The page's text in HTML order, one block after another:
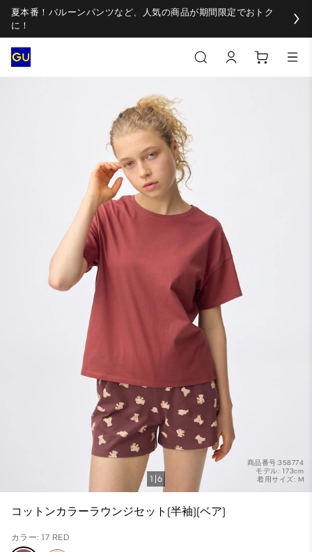
夏本番！バルーンパンツなど、人気の商品が期間限定でおトク
に！
商品番号:358774
モデル: 173cm
着用サイズ: M
1 6
コットンカラーラウンジセット(半袖)(ベア)
カラー: 17 RED